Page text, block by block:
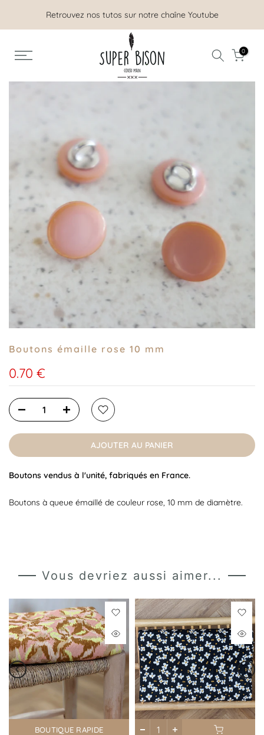
Retrouvez nos tutos sur notre chaîne Youtube
0
Boutons émaille rose 10 mm
0.70 €
AJOUTER AU PANIER
Boutons vendus à l'unité, fabriqués en France.
Boutons à queue émaillé de couleur rose, 10 mm de diamètre.
Vous devriez aussi aimer...
BOUTIQUE RAPIDE